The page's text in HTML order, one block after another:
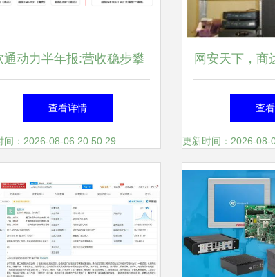
通动力半年报:营收稳步攀
升 全栈智能点亮发展新局
查看详情
间：2026-08-06 20:50:29
网安天下，
电脑公司赋能
查
更新时间：2026-08-